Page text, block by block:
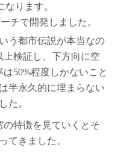
ります。
チで開発しました。
う都市伝説が本当なの
検証し、下方向に空
50%程度しかないこと
半永久的に埋まらない
た。
特徴を見ていくとそ
てきました。